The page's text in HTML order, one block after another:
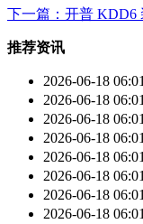
下一篇：开普 KDD6
推荐资讯
2026-06-18
2026-06-18
2026-06-18
2026-06-18
2026-06-18
2026-06-18
2026-06-18
2026-06-18